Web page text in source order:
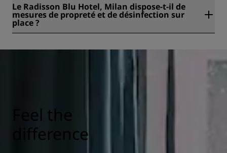
Hotel, Milan.
Le Radisson Blu Hotel, Milan dispose-t-il de
mesures de propreté et de désinfection sur
place ?
https://www.radissonhotels.com/en-us/social-
Feel the
difference